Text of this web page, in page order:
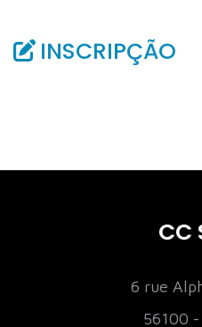
INSCRIPÇÃO
CC
6 rue
56100